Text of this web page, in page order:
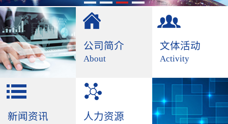
公司简介
About
文体活动
Activity
新闻资讯 人力资源